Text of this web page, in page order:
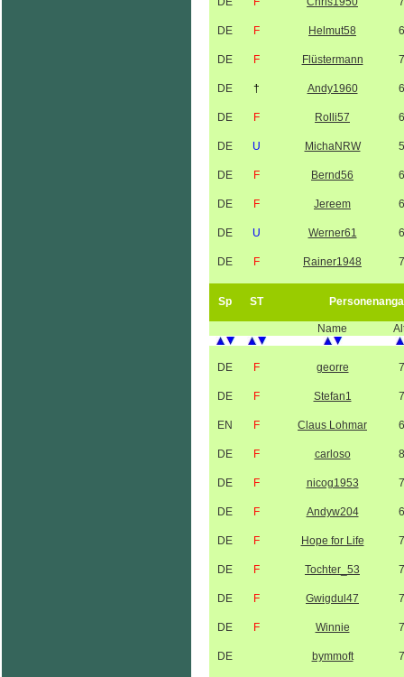
DE F Helmut58
DE F Flüstermann
DE † Andy1960
DE F Rolli57
DE U MichaNRW
DE F Bernd56
DE F Jereem
DE U Werner61
DE F Rainer1948
Sp ST
Name
DE F georre
DE F Stefan1
EN F Claus Lohmar
DE F carloso
DE F nicog1953
DE F Andyw204
DE F Hope for Life
DE F Tochter_53
DE F Gwigdul47
DE F Winnie
DE bymmoft